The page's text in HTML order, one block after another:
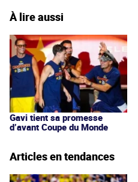
À lire aussi
Gavi tient sa promesse
d’avant Coupe du Monde
Articles en tendances